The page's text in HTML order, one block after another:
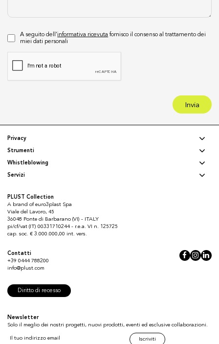
A seguito dell’informativa ricevuta fornisco il consenso al trattamento dei
miei dati personali
Invia
PLUST Collection
A brand of euro3plast Spa
Viale del Lavoro, 45
36048 Ponte di Barbarano (VI) - ITALY
pi/cf/vat (IT) 00331710244 - r.e.a. VI n. 125725
cap. soc. € 3.000.000,00 int. vers.
Contatti
+39 0444 788200
info@plust.com
Diritto di recesso
Newsletter
Solo il meglio dei nostri progetti, nuovi prodotti, eventi ed esclusive collaborazioni.
Iscriviti
Privacy
Strumenti
Whistleblowing
Servizi